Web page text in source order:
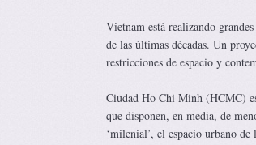
Vietnam está realizando
de las últimas décadas. Un
restricciones de espacio y
Ciudad Ho Chi Minh (HCMC)
que disponen, en media, de
‘milenial’, el espacio urbano